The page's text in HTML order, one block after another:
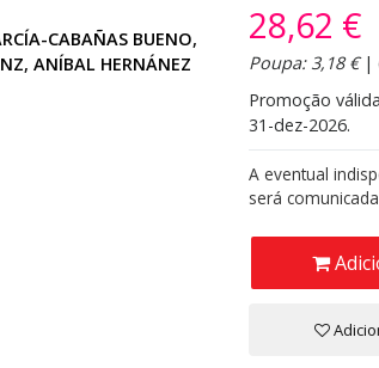
CABAÑAS BUENO,
, ANÍBAL HERNÁNEZ
28,62 €
Poupa: 3,18 €|
Promoção
31-dez-2026.
A eventual
será